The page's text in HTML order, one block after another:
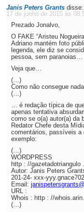
Janis Peters Grants disse:
17 de junho de 2015 às
Prezado Jonalvo,
O FAKE “Aristeu
Adriano mantém foto
legenda, ele diz se
pessoa, sem paranoias…
Veja que…
(…)
Como não consegue
(…)
… é redação típica de
apenas tentativa
como se o(a) autor(a) da
Redator Chefe desta
comentários, passíveis a
exemplo:
(…)
WORDPRESS
http : //
Autor: Janis Peters
201-24- xxx-
Email:
URL :
Whois : http : //
(…)